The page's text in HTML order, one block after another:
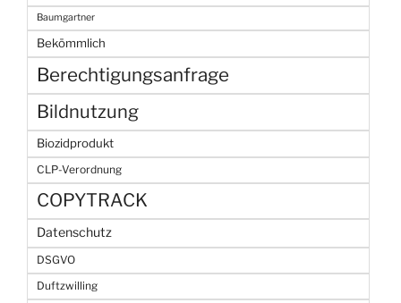
Baumgartner
Bekömmlich
Berechtigungsanfrage
Bildnutzung
Biozidprodukt
CLP-Verordnung
COPYTRACK
Datenschutz
DSGVO
Duftzwilling